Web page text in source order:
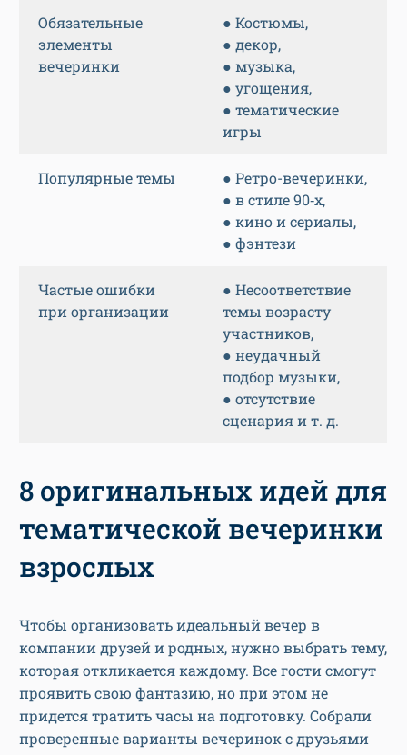
Обязательные
элементы
вечеринки
● Костюмы,
● декор,
● музыка,
● угощения,
● тематические
игры
Популярные темы
● Ретро-вечеринки,
● в стиле 90‑х,
● кино и сериалы,
● фэнтези
Частые ошибки
при организации
● Несоответствие
темы возрасту
участников,
● неудачный
подбор музыки,
● отсутствие
сценария и т. д.
8 оригинальных идей для
тематической вечеринки
взрослых
Чтобы организовать идеальный вечер в
компании друзей и родных, нужно выбрать тему,
которая откликается каждому. Все гости смогут
проявить свою фантазию, но при этом не
придется тратить часы на подготовку. Собрали
проверенные варианты вечеринок с друзьями